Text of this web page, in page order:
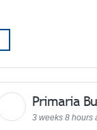
Primaria
3 weeks 8 hours